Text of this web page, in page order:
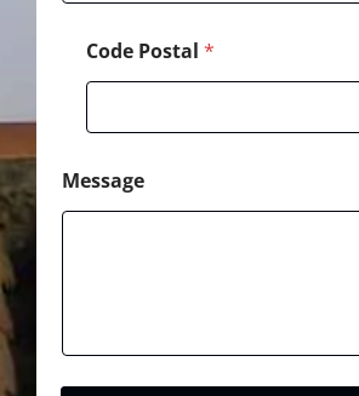
Code Postal *
Message